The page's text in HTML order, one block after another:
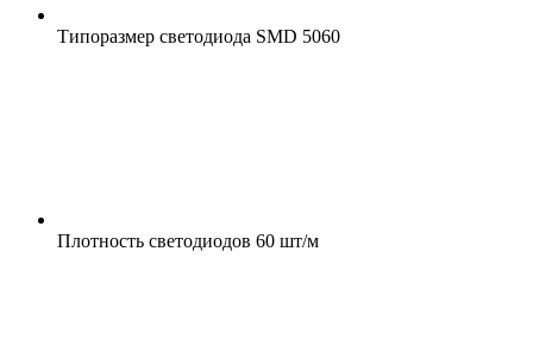
Типоразмер светодиода SMD 5060
Плотность светодиодов 60 шт/м